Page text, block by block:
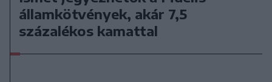
államkötvények, akár 7,5
százalékos kamattal